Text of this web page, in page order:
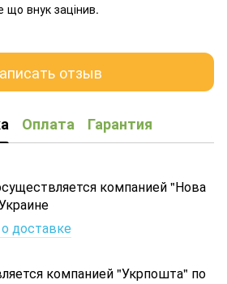
що внук зацінив.
отзыв
Оплата Гарантия
компанией "Нова
доставке
компанией "Укрпошта" по